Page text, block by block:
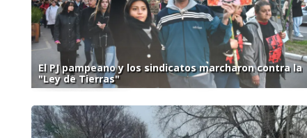
El PJ pampeano y los sindicatos marcharon contra la
"Ley de Tierras"